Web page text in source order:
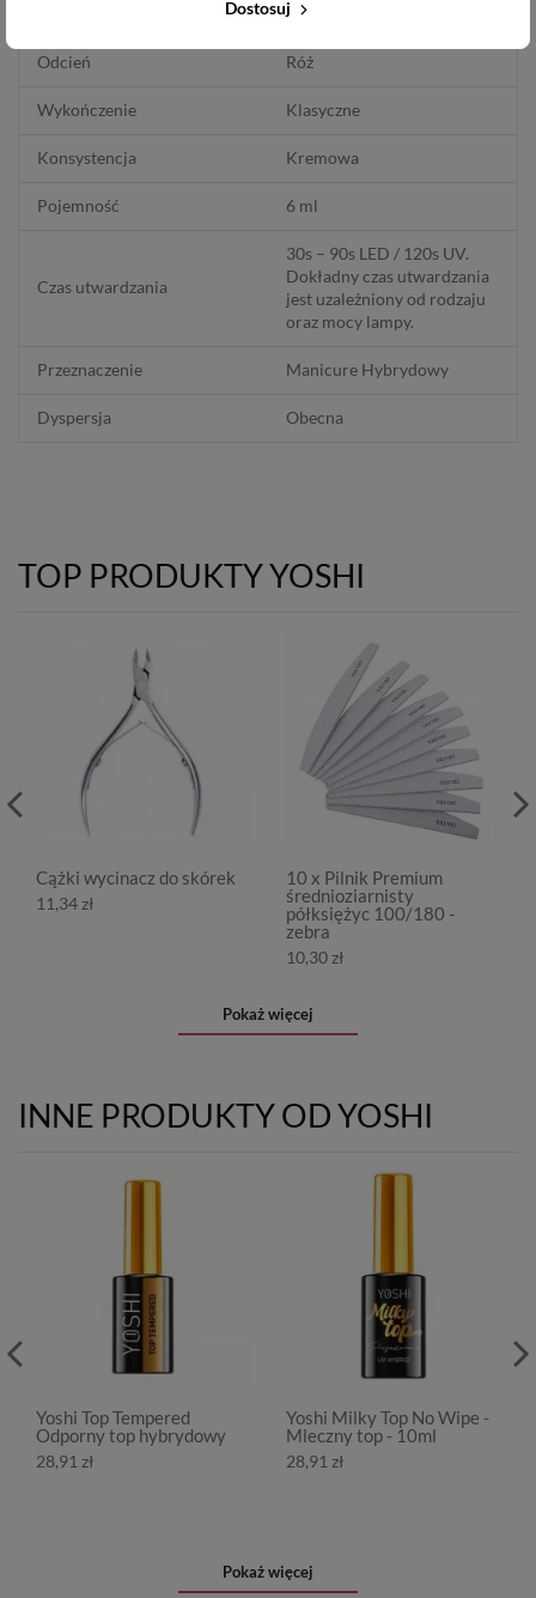
Dostosuj2 cienkie warstwy
Odcień Róż
Wykończenie Klasyczne
Konsystencja Kremowa
Pojemność 6 ml
Czas utwardzania
30s – 90s LED / 120s UV.
Dokładny czas utwardzania
jest uzależniony od rodzaju
oraz mocy lampy.
Przeznaczenie Manicure Hybrydowy
Dyspersja Obecna
TOP PRODUKTY YOSHI
Cążki wycinacz do skórek
11,34 zł
10 x Pilnik Premium
średnioziarnisty
półksiężyc 100/180 -
zebra
10,30 zł
Pokaż więcej
INNE PRODUKTY OD YOSHI
Yoshi Top Tempered
Odporny top hybrydowy
28,91 zł
Yoshi Milky Top No Wipe -
Mleczny top - 10ml
28,91 zł
Pokaż więcej